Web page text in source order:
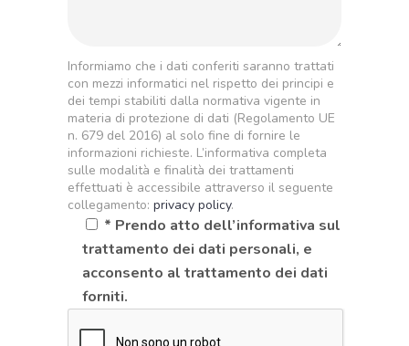
Informiamo che i dati conferiti saranno trattati
con mezzi informatici nel rispetto dei principi e
dei tempi stabiliti dalla normativa vigente in
materia di protezione di dati (Regolamento UE
n. 679 del 2016) al solo fine di fornire le
informazioni richieste. L’informativa completa
sulle modalità e finalità dei trattamenti
effettuati è accessibile attraverso il seguente
collegamento: privacy policy.
* Prendo atto dell’informativa sul
trattamento dei dati personali, e
acconsento al trattamento dei dati
forniti.